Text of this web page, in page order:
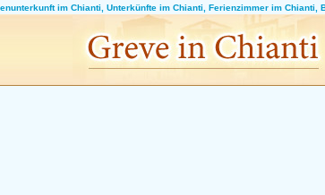
im Chianti, Unterkünfte im Chianti, Ferienzimmer im Chianti,